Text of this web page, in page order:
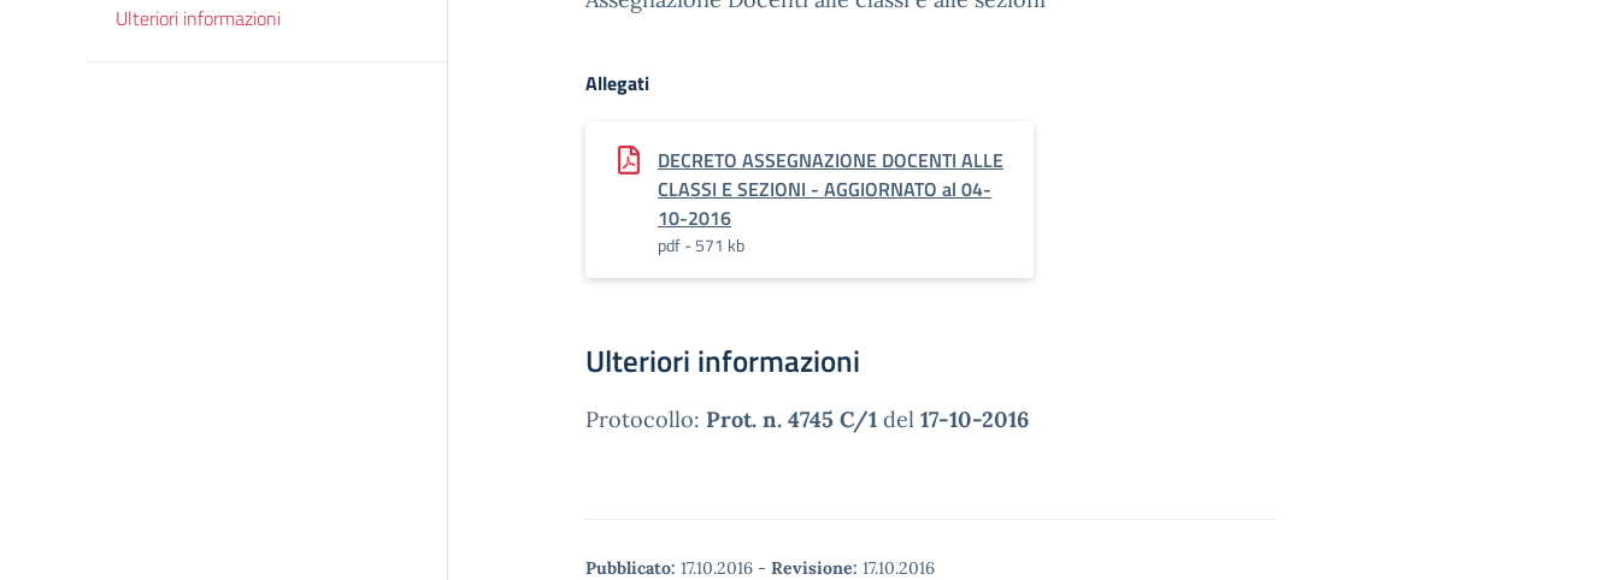
Ulteriori informazioni
Allegati
DECRETO ASSEGNAZIONE DOCENTI ALLE
CLASSI E SEZIONI - AGGIORNATO al 04-
10-2016
pdf - 571 kb
Ulteriori informazioni
Protocollo: Prot. n. 4745 C/1 del 17-10-2016
Pubblicato: 17.10.2016 - Revisione: 17.10.2016